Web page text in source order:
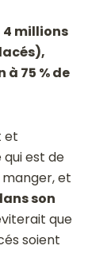
4 millions
75 % de
et
qui est de
et
son
que
soient